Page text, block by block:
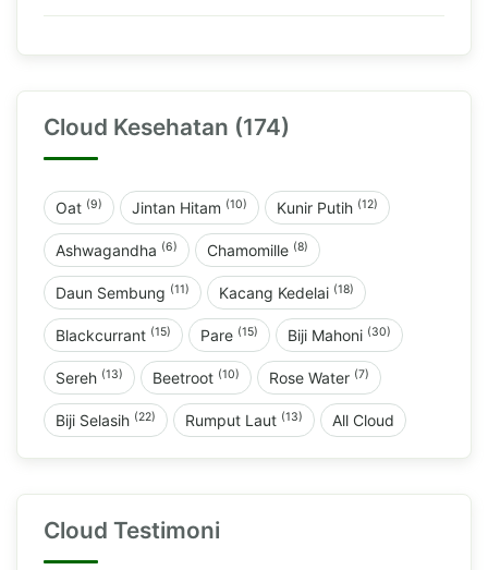
Cloud Kesehatan (174)
Oat (9) Jintan Hitam (10) Kunir Putih (12)
Ashwagandha (6) Chamomille (8)
Daun Sembung (11) Kacang Kedelai (18)
Blackcurrant (15) Pare (15) Biji Mahoni (30)
Sereh (13) Beetroot (10) Rose Water (7)
Biji Selasih (22) Rumput Laut (13) All Cloud
Cloud Testimoni